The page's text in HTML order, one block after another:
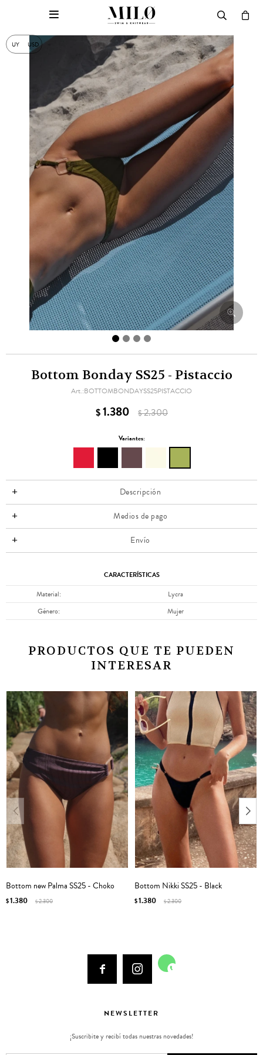
UY USD

Bottom Bonday SS25 - Pistaccio
BOTTOMBONDAYSS25PISTACCIO
$1.380 $2.300
Variantes:
Descripción
Medios de pago
Envío
CARACTERÍSTICAS
Material
Lycra
Género
Mujer
PRODUCTOS QUE TE PUEDEN
INTERESAR
Bottom new Palma SS25 - Choko
$1.380 $2.300
Bottom Nikki SS25 - Black
$1.380 $2.300
  
NEWSLETTER
¡Suscribite y recibí todas nuestras novedades!